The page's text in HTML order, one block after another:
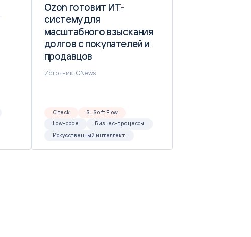
Ozon готовит ИТ-
систему для
масштабного взыскания
долгов с покупателей и
продавцов
Ozon готовит ИТ-
систему для
масштабного взыскания
долгов с покупателей и
продавцов
Источник: CNews
Citeck
SL Soft Flow
Low-code
Бизнес-процессы
Искусственный интеллект